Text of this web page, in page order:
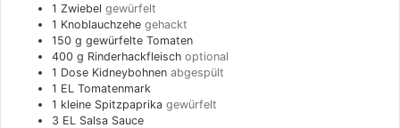
1 Zwiebel gewürfelt
1 Knoblauchzehe gehackt
150 g gewürfelte Tomaten
400 g Rinderhackfleisch optional
1 Dose Kidneybohnen abgespült
1 EL Tomatenmark
1 kleine Spitzpaprika gewürfelt
3 EL Salsa Sauce